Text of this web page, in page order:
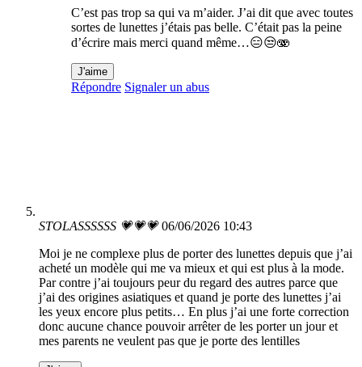
C’est pas trop sa qui va m’aider. J’ai dit que avec toutes
sortes de lunettes j’étais pas belle. C’était pas la peine
d’écrire mais merci quand même…😑😒🫨
J'aime
Répondre Signaler un abus
STOLASSSSSS 💗💗💗 06/06/2026 10:43
Moi je ne complexe plus de porter des lunettes depuis que j’ai
acheté un modèle qui me va mieux et qui est plus à la mode.
Par contre j’ai toujours peur du regard des autres parce que
j’ai des origines asiatiques et quand je porte des lunettes j’ai
les yeux encore plus petits… En plus j’ai une forte correction
donc aucune chance pouvoir arrêter de les porter un jour et
mes parents ne veulent pas que je porte des lentilles